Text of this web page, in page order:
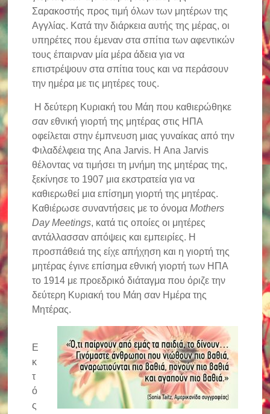
Σαρακοστής προς τιμή όλων των μητέρων της
Αγγλίας. Κατά την διάρκεια αυτής της μέρας, οι
υπηρέτες που έμεναν στα σπίτια των αφεντικών
τους έπαιρναν μία μέρα άδεια για να
επιστρέψουν στα σπίτια τους και να περάσουν
την ημέρα με τις μητέρες τους.
Η δεύτερη Κυριακή του Μάη που καθιερώθηκε
σαν εθνική γιορτή της μητέρας στις ΗΠΑ
οφείλεται στην έμπνευση μιας γυναίκας από την
Φιλαδέλφεια της Ana Jarvis. Η Ana Jarvis
θέλοντας να τιμήσει τη μνήμη της μητέρας της,
ξεκίνησε το 1907 μια εκστρατεία για να
καθιερωθεί μια επίσημη γιορτή της μητέρας.
Καθιέρωσε συναντήσεις με το όνομαMothers
Day Meetings, κατά τις οποίες οι μητέρες
αντάλλασσαν απόψεις και εμπειρίες. Η
προσπάθειά της είχε απήχηση και η γιορτή της
μητέρας έγινε επίσημα εθνική γιορτή των ΗΠΑ
το 1914 με προεδρικό διάταγμα που όριζε την
δεύτερη Κυριακή του Μάη σαν Ημέρα της
Μητέρας.
Ε
κ
τ
ό
ς